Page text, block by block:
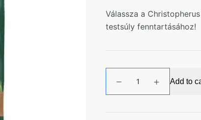
Válassza a
testsúly fenntartásához!
Diétás
Gabonamentes
Add to